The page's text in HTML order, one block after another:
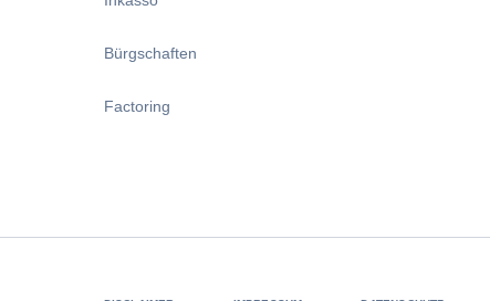
Bürgschaften
Factoring